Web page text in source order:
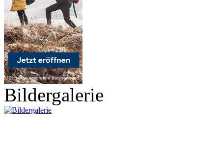
Bildergalerie